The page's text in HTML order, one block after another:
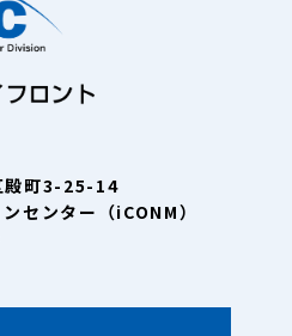
殿町3-25-14
センター（iCONM）